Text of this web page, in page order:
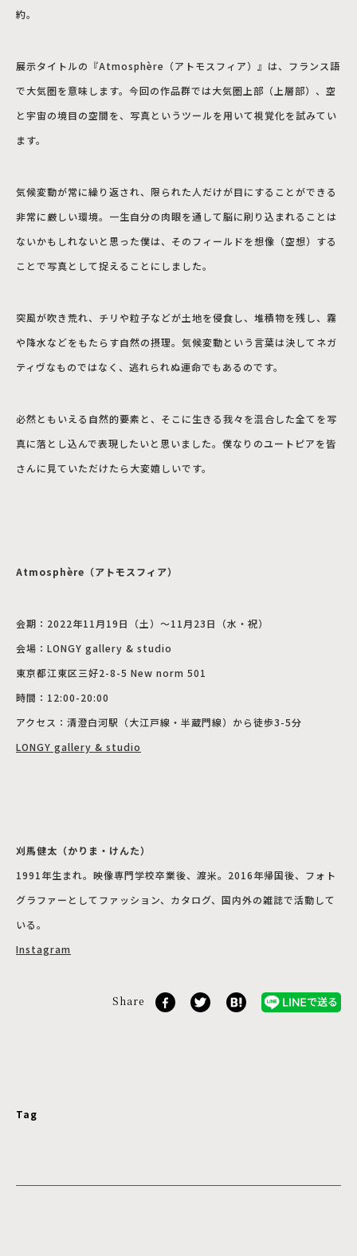
約。
展示タイトルの『Atmosphère（アトモスフィア）』は、フランス語
で大気圏を意味します。今回の作品群では大気圏上部（上層部）、空
と宇宙の境目の空間を、写真というツールを用いて視覚化を試みてい
ます。
気候変動が常に繰り返され、限られた人だけが目にすることができる
非常に厳しい環境。一生自分の肉眼を通して脳に刷り込まれることは
ないかもしれないと思った僕は、そのフィールドを想像（空想）する
ことで写真として捉えることにしました。
突風が吹き荒れ、チリや粒子などが土地を侵食し、堆積物を残し、霧
や降水などをもたらす自然の摂理。気候変動という言葉は決してネガ
ティヴなものではなく、逃れられぬ運命でもあるのです。
必然ともいえる自然的要素と、そこに生きる我々を混合した全てを写
真に落とし込んで表現したいと思いました。僕なりのユートピアを皆
さんに見ていただけたら大変嬉しいです。
Atmosphère（アトモスフィア）
会期：2022年11月19日（土）〜11月23日（水・祝）
会場：LONGY gallery & studio
東京都江東区三好2-8-5 New norm 501
時間：12:00-20:00
アクセス：清澄白河駅（大江戸線・半蔵門線）から徒歩3-5分
LONGY gallery & studio
刈馬健太（かりま・けんた）
1991年生まれ。映像専門学校卒業後、渡米。2016年帰国後、フォト
グラファーとしてファッション、カタログ、国内外の雑誌で活動して
いる。
Instagram
Share
Tag